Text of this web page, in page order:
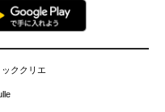
ッククリエ